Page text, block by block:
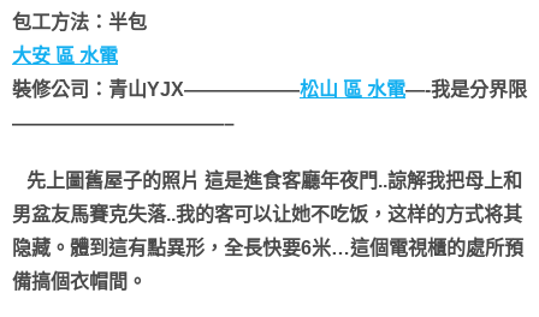
包工方法：半包
大安 區 水電
裝修公司：青山YJX——————松山 區 水電—-我是分界限
———————————–
先上圖舊屋子的照片 這是進食客廳年夜門..諒解我把母上和
男盆友馬賽克失落..我的客可以​​让她不吃饭，这样的方式将其
隐藏。體到這有點異形，全長快要6米…這個電視櫃的處所預
備搞個衣帽間。